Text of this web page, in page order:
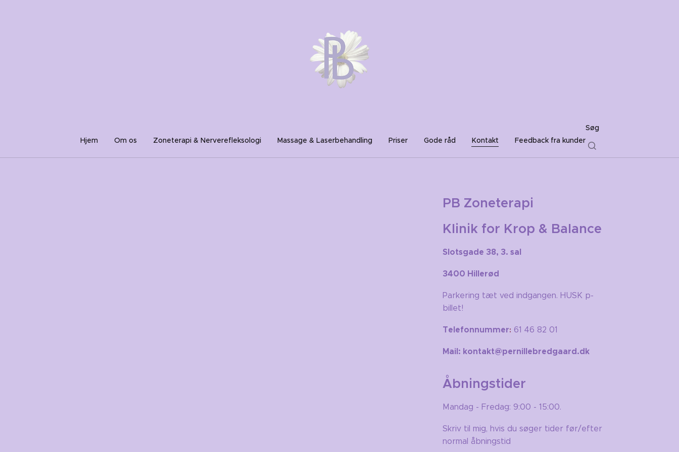
Hjem Om os Zoneterapi & Nerverefleksologi Massage & Laserbehandling Priser Gode råd Kontakt Feedback fra kunder
Søg
PB Zoneterapi
Klinik for Krop & Balance
Slotsgade 38, 3. sal
3400 Hillerød
Parkering tæt ved indgangen. HUSK p-
billet!
Telefonnummer: 61 46 82 01
Mail: kontakt@pernillebredgaard.dk
Åbningstider
Mandag - Fredag: 9:00 - 15:00.
Skriv til mig, hvis du søger tider før/efter
normal åbningstid